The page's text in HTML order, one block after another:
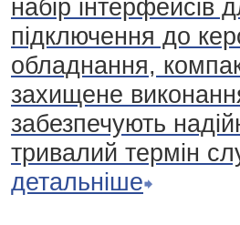
набір інтерфейсів
підключення до
обладнання,
захищене
забезпечують
тривалий термін
детальніше